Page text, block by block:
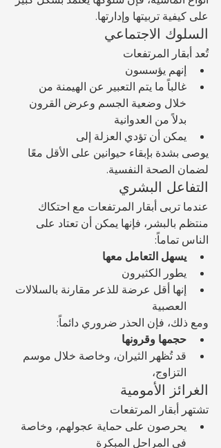
على كيفية تربيتها وإدارتها.
السلوك الاجتماعي
تُعد أبقار المرتفعات
إنهم يؤسسون
غالباً ما يتم التعبير عن الهيمنة من
خلال وضعية الجسم وعرض القرون
بدلاً من العدوانية
يمكن أن تؤدي العزلة إلى
يوصى بشدة بإبقاء حيوانين على الأقل معًا
لضمان الصحة النفسية.
التفاعل البشري
عندما تربى أبقار المرتفعات مع احتكاك
منتظم بالبشر، فإنها يمكن أن تعتاد على
الناس تماماً:
يسهل التعامل معها
يطور الكثيرون
إنها أقل عرضة للذعر مقارنة بالسلالات
العصبية
ومع ذلك، فإن الحذر ضروري دائماً:
حجمها وقرونها
قد تُظهر الثيران، وخاصة خلال موسم
التزاوج،
الغرائز الأمومية
تشتهر أبقار المرتفعات
يحرصون على حماية عجولهم، وخاصة
في المراحل المبكرة